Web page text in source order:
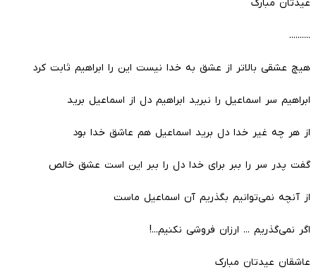
عیدتان مبارک
..........
هیچ عشقی بالاتر از عشق به خدا نیست این را ابراهیم ثابت کرد
ابراهیم سر اسماعیل را نبرید ابراهیم دل از اسماعیل برید
از هر چه غیر خدا دل برید اسماعیل هم عاشق خدا بود
گفت پدر سر را ببر برای خدا دل را ببر این است عشق خالص
از آنچه نمی‌توانیم بگذریم آن اسماعیل ماست
اگر نمی‌گذریم ... ارزان فروشی نکنیم...!
عاشقان عیدتان مبارک